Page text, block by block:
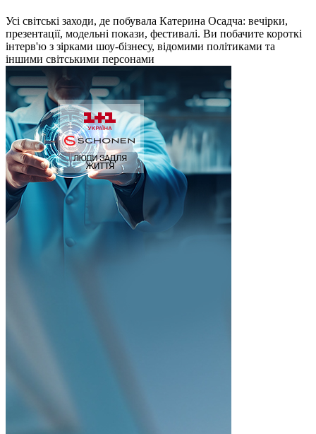
Усі світські заходи, де побувала Катерина Осадча: вечірки,
презентації, модельні покази, фестивалі. Ви побачите короткі
інтерв'ю з зірками шоу-бізнесу, відомими політиками та
іншими світськими персонами